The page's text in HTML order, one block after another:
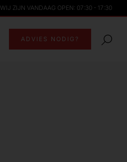
WIJ ZIJN VANDAAG OPEN: 07:30 - 17:30
ADVIES NODIG?